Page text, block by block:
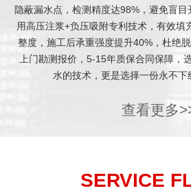
隐蔽漏水点，检测精度达98%，避免盲
用高压注浆+负压吸附专利技术，有效填
整度，施工后承重强度提升40%，杜绝
上门勘测报价，5-15年质保合同保障，
水的技术，更是选择一份永不下
查看更多
SERVICE